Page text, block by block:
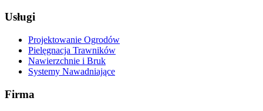
Usługi
Projektowanie Ogrodów
Pielęgnacja Trawników
Nawierzchnie i Bruk
Systemy Nawadniające
Firma